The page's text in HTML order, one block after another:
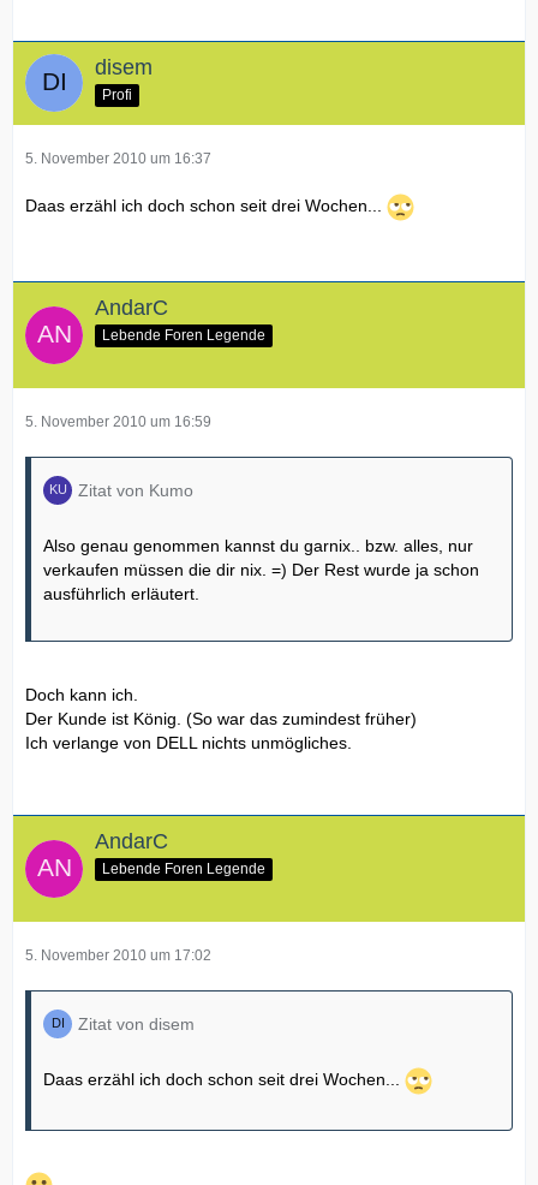
disem
Profi
5. November 2010 um 16:37
Daas erzähl ich doch schon seit drei Wochen...
AndarC
Lebende Foren Legende
5. November 2010 um 16:59
Zitat von Kumo
Also genau genommen kannst du garnix.. bzw. alles, nur
verkaufen müssen die dir nix. =) Der Rest wurde ja schon
ausführlich erläutert.
Doch kann ich.
Der Kunde ist König. (So war das zumindest früher)
Ich verlange von DELL nichts unmögliches.
AndarC
Lebende Foren Legende
5. November 2010 um 17:02
Zitat von disem
Daas erzähl ich doch schon seit drei Wochen...